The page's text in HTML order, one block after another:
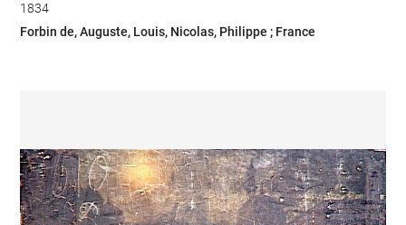
1834
Forbin de, Auguste, Louis, Nicolas, Philippe ; France